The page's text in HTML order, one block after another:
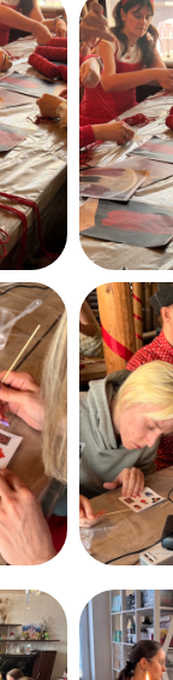
О студии
Контакты
урок
Креативного
668501001
РФ